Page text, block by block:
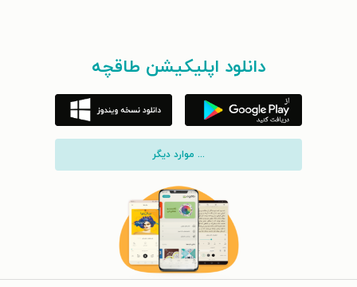
دانلود اپلیکیشن طاقچه
... موارد دیگر